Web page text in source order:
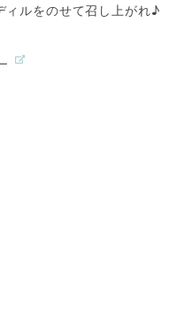
ィルをのせて召し上がれ♪